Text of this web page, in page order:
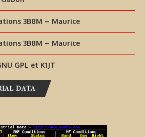
3B8M – Maurice
3B8M – Maurice
GPL et K1JT
DATA